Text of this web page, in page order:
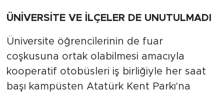
ÜNİVERSİTE VE İLÇELER DE UNUTULMADI
Üniversite öğrencilerinin de fuar
coşkusuna ortak olabilmesi amacıyla
kooperatif otobüsleri iş birliğiyle her saat
başı kampüsten Atatürk Kent Parkı'na